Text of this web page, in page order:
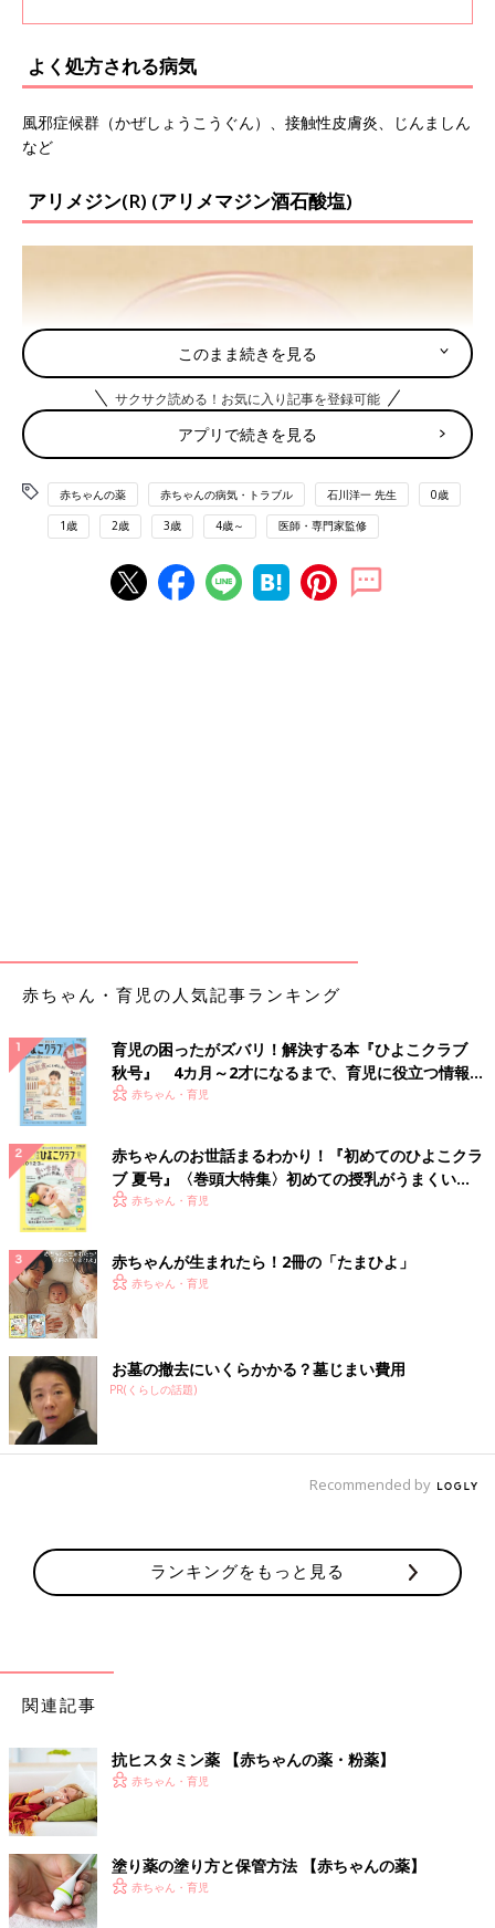
よく処方される病気
風邪症候群（かぜしょうこうぐん）、接触性皮膚炎、じんましん
など
アリメジン(R) (アリメマジン酒石酸塩)
(注意)主な副作用は眠け。保管は冷暗所で。
ポララミン(R) (クロルフェニラミンd－マイレン酸
る。光に弱いので、冷暗所で保管。
監修／石川洋一 先生
■赤ちゃんのお薬ガイド
・薬の使い方(基礎知識)
・薬を処方してもらうときに医師や薬剤師に忘れずに伝えたい・
確認したいこと
・粉薬の飲ませ方と保管方法
・鎮咳薬・去痰薬
・解熱鎮痛薬
このまま続きを見る
サクサク読める！お気に入り記事を登録可能
アプリで続きを見る
赤ちゃんの薬 赤ちゃんの病気・トラブル 石川洋一 先生 0歳
1歳 2歳 3歳 4歳～ 医師・専門家監修
赤ちゃん・育児の人気記事ランキング
育児の困ったがズバリ！解決する本『ひよこクラブ
秋号』 4カ月～2才になるまで、育児に役立つ情報が
いっぱい！
赤ちゃん・育児
赤ちゃんのお世話まるわかり！『初めてのひよこクラ
ブ 夏号』〈巻頭大特集〉初めての授乳がうまくい
く！ おっぱい・ミルクの基本と夏のトラブル 解決テ
赤ちゃん・育児
赤ちゃんが生まれたら！2冊の「たまひよ」
赤ちゃん・育児
お墓の撤去にいくらかかる？墓じまい費用
PR(くらしの話題)
Recommended by
ランキングをもっと見る
関連記事
抗ヒスタミン薬 【赤ちゃんの薬・粉薬】
赤ちゃん・育児
塗り薬の塗り方と保管方法 【赤ちゃんの薬】
赤ちゃん・育児